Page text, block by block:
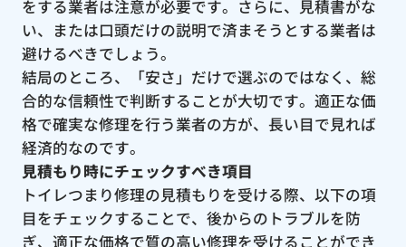
をする業者は注意が必要です。さらに、見積書がな
い、または口頭だけの説明で済まそうとする業者は
避けるべきでしょう。
結局のところ、「安さ」だけで選ぶのではなく、総
合的な信頼性で判断することが大切です。適正な価
格で確実な修理を行う業者の方が、長い目で見れば
経済的なのです。
見積もり時にチェックすべき項目
トイレつまり修理の見積もりを受ける際、以下の項
目をチェックすることで、後からのトラブルを防
ぎ、適正な価格で質の高い修理を受けることができ